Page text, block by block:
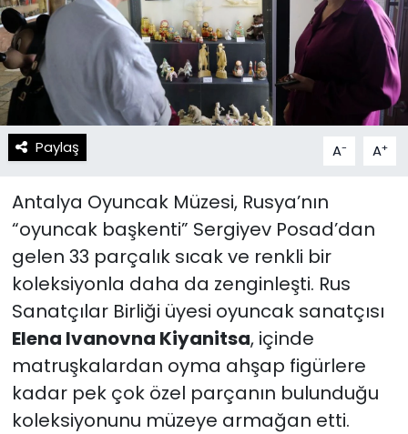
Paylaş A- A+
Antalya Oyuncak Müzesi, Rusya’nın
“oyuncak başkenti” Sergiyev Posad’dan
gelen 33 parçalık sıcak ve renkli bir
koleksiyonla daha da zenginleşti. Rus
Sanatçılar Birliği üyesi oyuncak sanatçısı
Elena Ivanovna Kiyanitsa, içinde
matruşkalardan oyma ahşap figürlere
kadar pek çok özel parçanın bulunduğu
koleksiyonunu müzeye armağan etti.
İletişim